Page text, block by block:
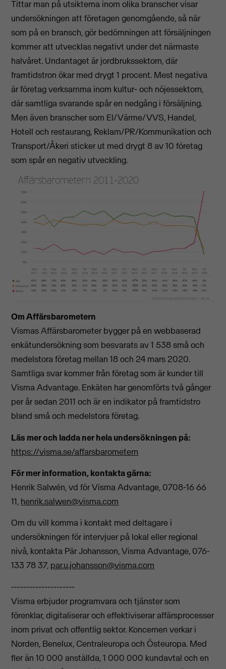
Tittar man på utsikterna inom olika branscher visar
undersökningen att företagen genomgående, så när
som på en bransch, gör bedömningen att försäljningen
kommer att utvecklas negativt under det närmaste
halvåret. Undantaget är jordbrukssektorn, där
framtidstron ökar med drygt 1 procent. Mest negativa
är företag verksamma inom kultur- och nöjessektorn,
där samtliga svarande spår en nedgång i försäljning.
Men även branscher som El/Värme/VVS, Handel,
Hotell och restaurang, Reklam/PR/Kommunikation och
Transport/Åkeri sticker ut med drygt 8 av 10 företag
som spår en negativ utveckling.
Om Affärsbarometern
Vismas Affärsbarometer bygger på en webbaserad
enkätundersökning som besvarats av 1 538 små och
medelstora företag mellan 18 och 24 mars 2020.
Samtliga svar kommer från företag som är kunder till
Visma Advantage. Enkäten har genomförts två gånger
per år sedan 2011 och är en indikator på framtidstro
bland små och medelstora företag.
Läs mer och ladda ner hela undersökningen på:
https://visma.se/affarsbarometern
För mer information, kontakta gärna:
Henrik Salwén, vd för Visma Advantage, 0708-16 66
11, henrik.salwen@visma.com
Om du vill komma i kontakt med deltagare i
undersökningen för intervjuer på lokal eller regional
nivå, kontakta Pär Johansson, Visma Advantage, 076-
133 78 37, par.u.johansson@visma.com
---------------------
Visma erbjuder programvara och tjänster som
förenklar, digitaliserar och effektiviserar affärsprocesser
inom privat och offentlig sektor. Koncernen verkar i
Norden, Benelux, Centraleuropa och Östeuropa. Med
fler än 10 000 anställda, 1 000 000 kundavtal och en